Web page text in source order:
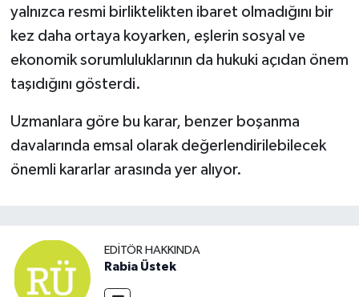
yalnızca resmi birliktelikten ibaret olmadığını bir
kez daha ortaya koyarken, eşlerin sosyal ve
ekonomik sorumluluklarının da hukuki açıdan önem
taşıdığını gösterdi.
Uzmanlara göre bu karar, benzer boşanma
davalarında emsal olarak değerlendirilebilecek
önemli kararlar arasında yer alıyor.
EDITÖR HAKKINDA
Rabia Üstek